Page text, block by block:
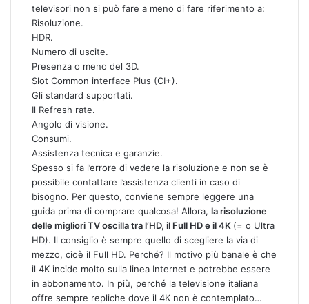
televisori non si può fare a meno di fare riferimento a:
Risoluzione.
HDR.
Numero di uscite.
Presenza o meno del 3D.
Slot Common interface Plus (CI+).
Gli standard supportati.
Il Refresh rate.
Angolo di visione.
Consumi.
Assistenza tecnica e garanzie.
Spesso si fa l’errore di vedere la risoluzione e non se è
possibile contattare l’assistenza clienti in caso di
bisogno. Per questo, conviene sempre leggere una
guida prima di comprare qualcosa! Allora, la risoluzione
delle migliori TV oscilla tra l’HD, il Full HD e il 4K (= o Ultra
HD). Il consiglio è sempre quello di scegliere la via di
mezzo, cioè il Full HD. Perché? Il motivo più banale è che
il 4K incide molto sulla linea Internet e potrebbe essere
in abbonamento. In più, perché la televisione italiana
offre sempre repliche dove il 4K non è contemplato…